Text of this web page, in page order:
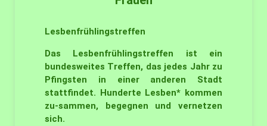
Lesbenfrühlingstreffen
Das Lesbenfrühlingstreffen ist ein
bundesweites Treffen, das jedes Jahr zu
Pfingsten in einer anderen Stadt
stattfindet. Hunderte Lesben* kommen
zu-sammen, begegnen und vernetzen
sich.